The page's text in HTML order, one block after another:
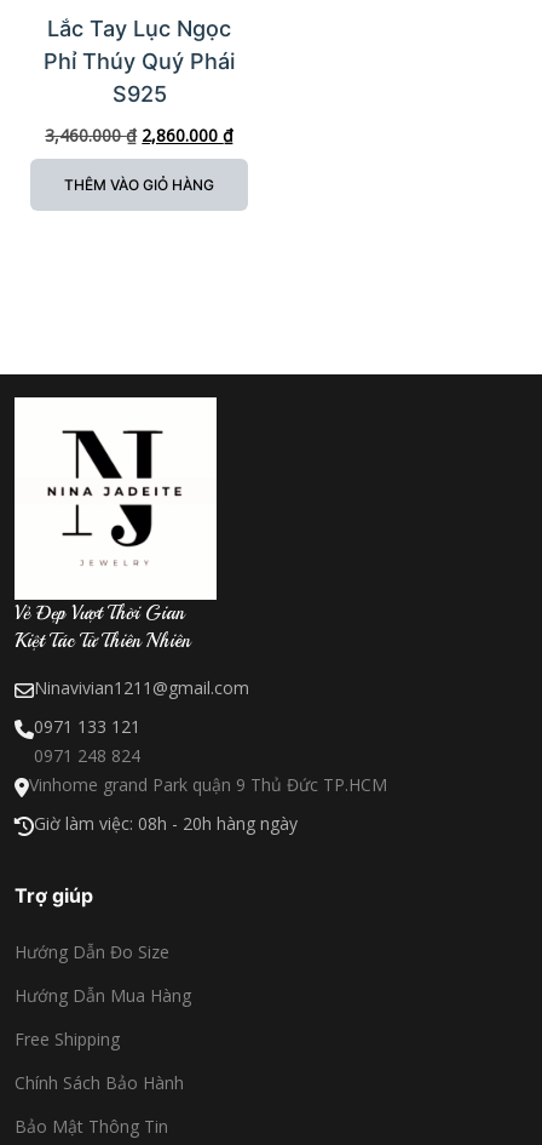
Lắc Tay Lục Ngọc
Phỉ Thúy Quý Phái
S925
3,460.000₫ 2,860.000₫
THÊM VÀO GIỎ HÀNG
Vẻ Đẹp Vượt Thời Gian
Kiệt Tác Từ Thiên Nhiên
Ninavivian1211@gmail.com
0971 133 121
0971 248 824
Vinhome grand Park quận 9 Thủ Đức TP.HCM
Giờ làm việc: 08h - 20h hàng ngày
Trợ giúp
Hướng Dẫn Đo Size
Hướng Dẫn Mua Hàng
Free Shipping
Chính Sách Bảo Hành
Bảo Mật Thông Tin